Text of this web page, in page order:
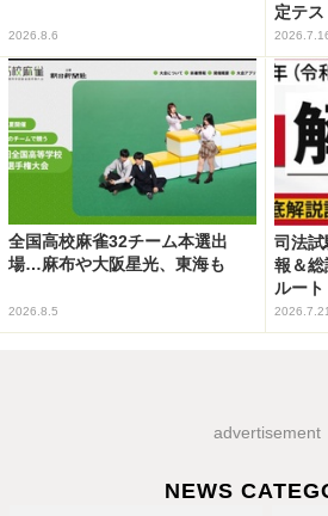
2026.8.6
定テ
全国高校麻雀32チーム本選出
場…麻布や大阪星光、東海も
2026.8.5
司法
報＆
ルート
advertisement
NEWS